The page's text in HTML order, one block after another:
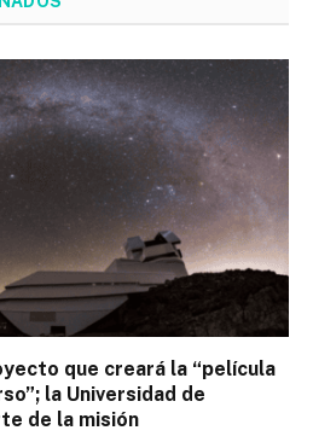
que creará la “película
la Universidad de
de la misión